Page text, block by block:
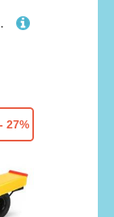
British GT 2023
- 27%